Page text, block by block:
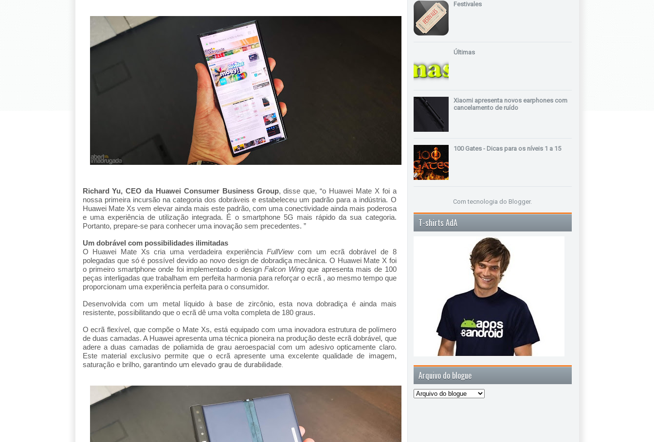
Richard Yu, CEO da Huawei Consumer Business Group, disse que, “o Huawei Mate X foi a
nossa primeira incursão na categoria dos dobráveis e estabeleceu um padrão para a indústria. O
Huawei Mate Xs vem elevar ainda mais este padrão, com uma conectividade ainda mais poderosa
e uma experiência de utilização integrada. É o smartphone 5G mais rápido da sua categoria.
Portanto, prepare-se para conhecer uma inovação sem precedentes. ”
Um dobrável com possibilidades ilimitadas
O Huawei Mate Xs cria uma verdadeira experiênciaFullViewcom um ecrã dobrável de 8
polegadas que só é possível devido ao novo design de dobradiça mecânica. O Huawei Mate X foi
o primeiro smartphone onde foi implementado o designFalcon Wingque apresenta mais de 100
peças interligadas que trabalham em perfeita harmonia para reforçar o ecrã , ao mesmo tempo que
proporcionam uma experiência perfeita para o consumidor.
Desenvolvida com um metal líquido à base de zircônio, esta nova dobradiça é ainda mais
resistente, possibilitando que o ecrã dê uma volta completa de 180 graus.
O ecrã flexível, que compõe o Mate Xs, está equipado com uma inovadora estrutura de polímero
de duas camadas. A Huawei apresenta uma técnica pioneira na produção deste ecrã dobrável, que
adere a duas camadas de poliamida de grau aeroespacial com um adesivo opticamente claro.
Este material exclusivo permite que o ecrã apresente uma excelente qualidade de imagem,
saturação e brilho, garantindo um elevado grau de durabilidade.
Festivales
Últimas
Xiaomi apresenta novos earphones com
cancelamento de ruído
100 Gates - Dicas para os níveis 1 a 15
Com tecnologia do Blogger.
T-shirts AdA
Arquivo do blogue